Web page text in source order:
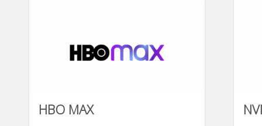
HBO MAX